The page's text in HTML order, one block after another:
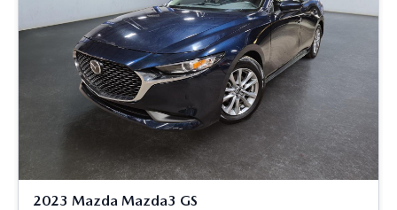
2023 Mazda Mazda3 GS